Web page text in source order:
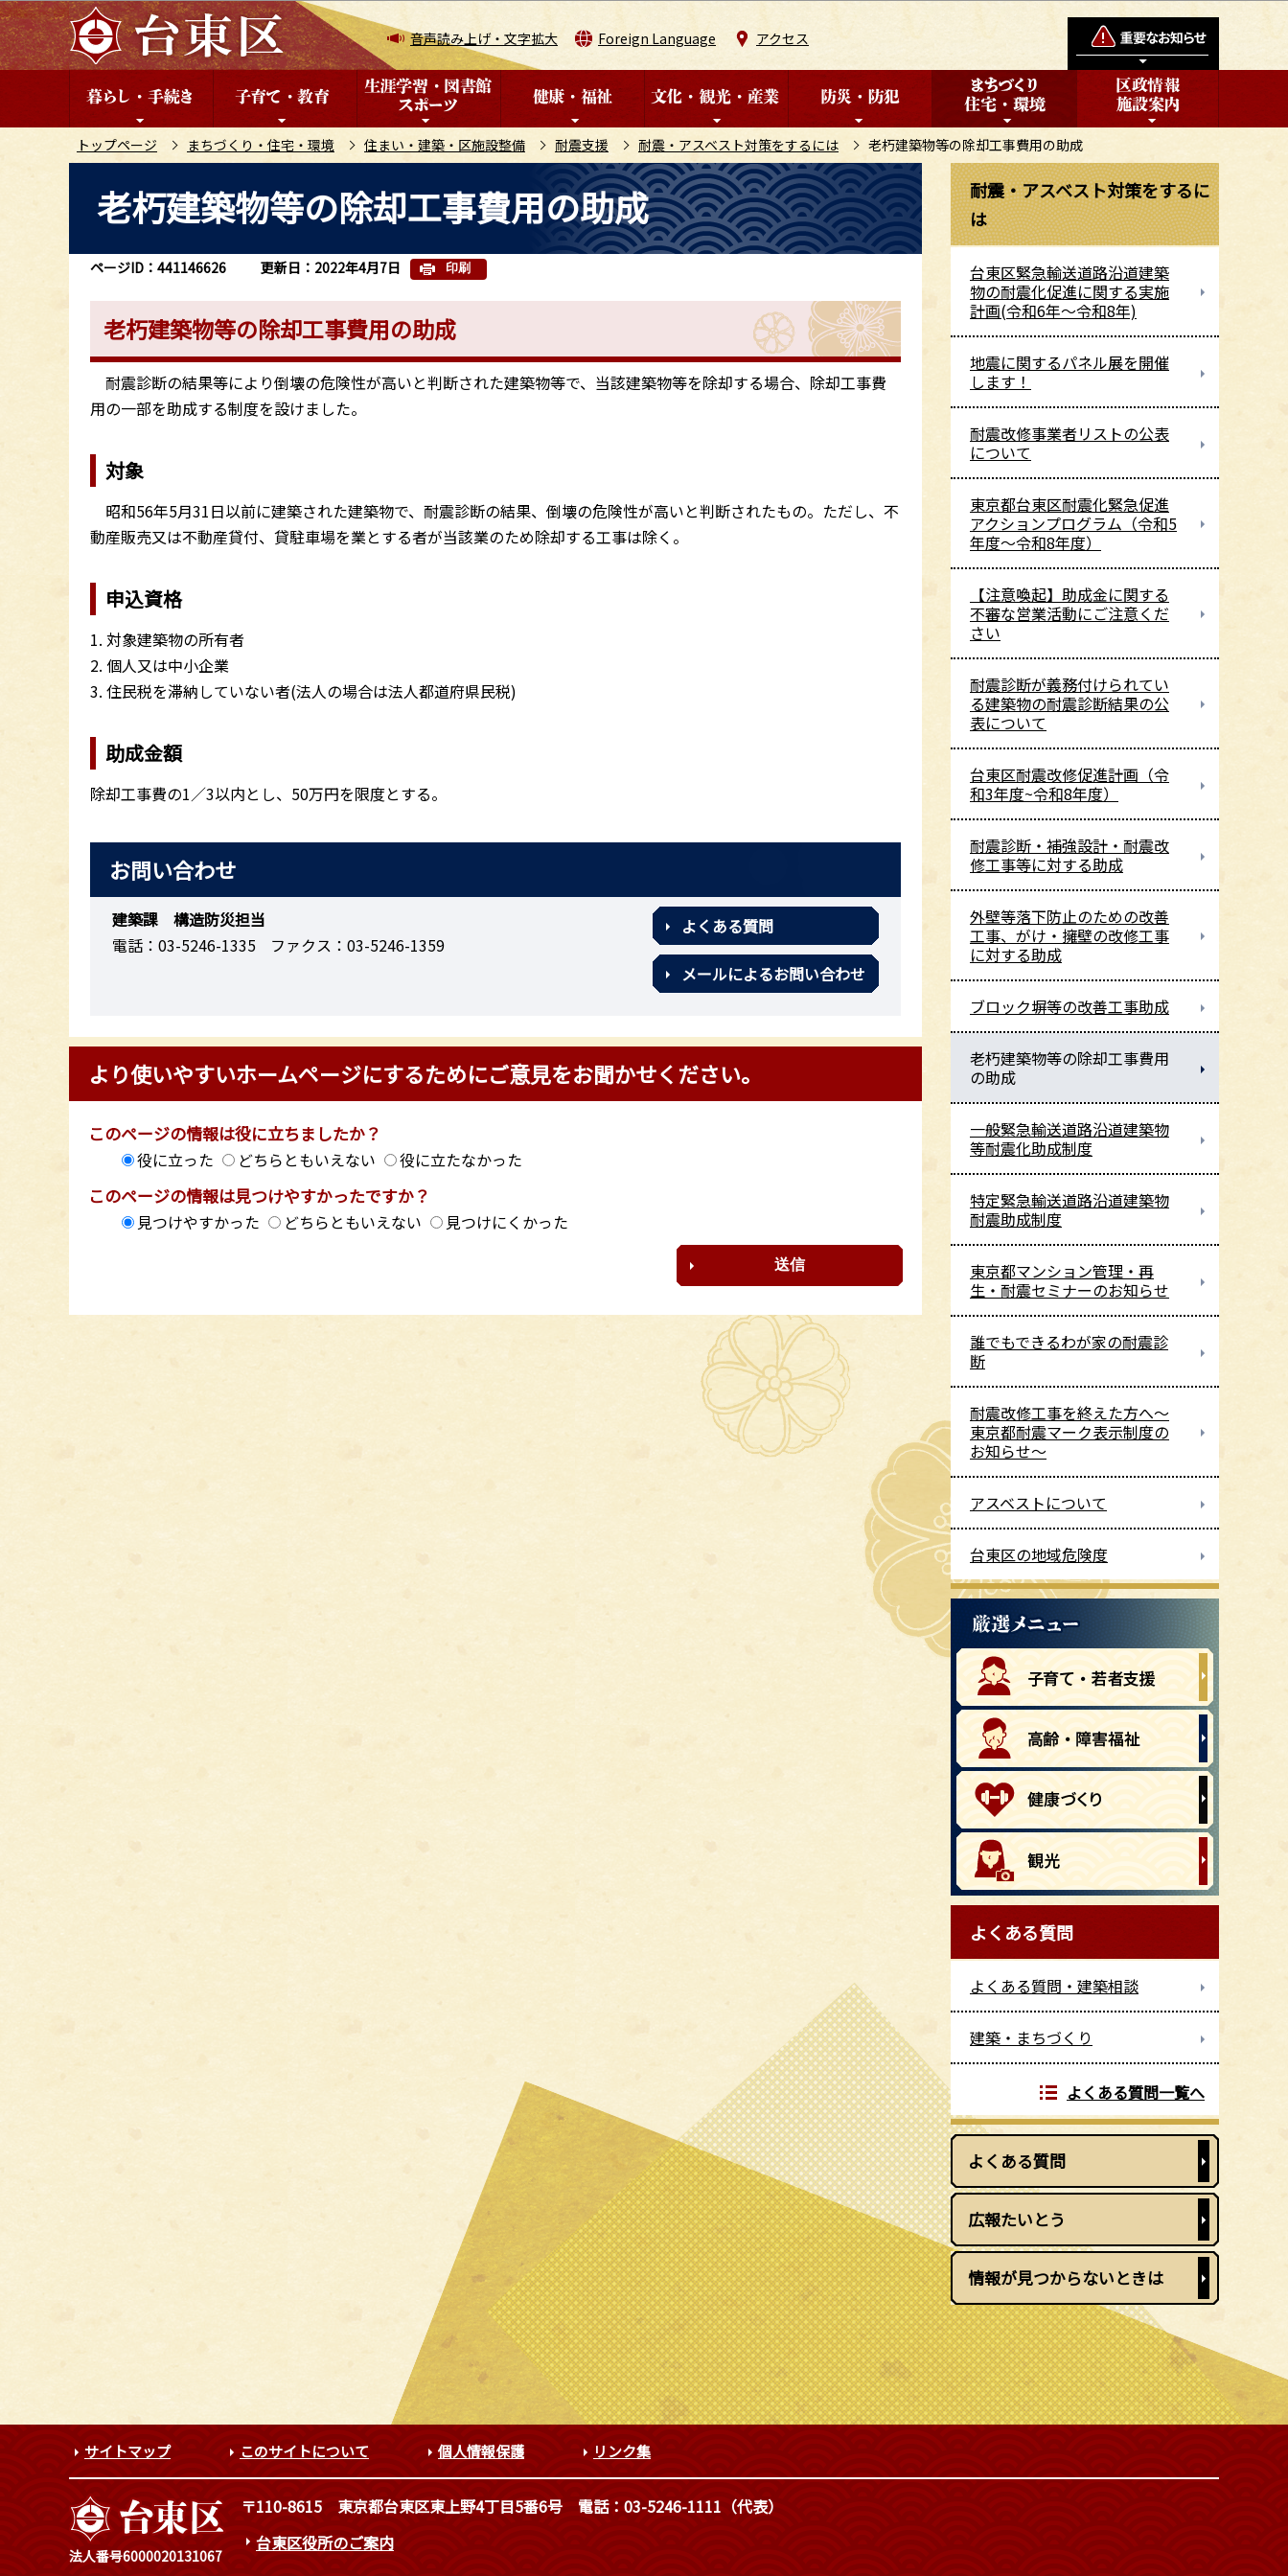
こ
の
ペ
音声読み上げ・文字拡大 Foreign Language アクセス
トップページ まちづくり・住宅・環境 住まい・建築・区施設整備 耐震支援 耐震・アスベスト対策をするには 老朽建築物等の除却工事費用の助成
こ
老朽建築物等の除却工事費用の助成
ページID：441146626 更新日：2022年4月7日 印刷
老朽建築物等の除却工事費用の助成
耐震診断の結果等により倒壊の危険性が高いと判断された建築物等で、当該建築物等を除却する場合、除却工事費
用の一部を助成する制度を設けました。
対象
昭和56年5月31日以前に建築された建築物で、耐震診断の結果、倒壊の危険性が高いと判断されたもの。ただし、不
動産販売又は不動産貸付、貸駐車場を業とする者が当該業のため除却する工事は除く。
申込資格
1. 対象建築物の所有者
2. 個人又は中小企業
3. 住民税を滞納していない者(法人の場合は法人都道府県民税)
助成金額
除却工事費の1／3以内とし、50万円を限度とする。
お問い合わせ
建築課 構造防災担当
電話：03-5246-1335
ファクス：03-5246-1359
よくある質問
メールによるお問い合わせ
より使いやすいホームページにするためにご意見をお聞かせください。
このページの情報は役に立ちましたか？
役に立った どちらともいえない 役に立たなかった
このページの情報は見つけやすかったですか？
見つけやすかった どちらともいえない 見つけにくかった
耐震・アスベスト対策をするに
は
台東区緊急輸送道路沿道建築
物の耐震化促進に関する実施
計画(令和6年～令和8年)
地震に関するパネル展を開催
します！
耐震改修事業者リストの公表
について
東京都台東区耐震化緊急促進
アクションプログラム（令和5
年度～令和8年度）
【注意喚起】助成金に関する
不審な営業活動にご注意くだ
さい
耐震診断が義務付けられてい
る建築物の耐震診断結果の公
表について
台東区耐震改修促進計画（令
和3年度~令和8年度）
耐震診断・補強設計・耐震改
修工事等に対する助成
外壁等落下防止のための改善
工事、がけ・擁壁の改修工事
に対する助成
ブロック塀等の改善工事助成
老朽建築物等の除却工事費用
の助成
一般緊急輸送道路沿道建築物
等耐震化助成制度
特定緊急輸送道路沿道建築物
耐震助成制度
東京都マンション管理・再
生・耐震セミナーのお知らせ
誰でもできるわが家の耐震診
断
耐震改修工事を終えた方へ～
東京都耐震マーク表示制度の
お知らせ～
アスベストについて
台東区の地域危険度
よくある質問
よくある質問・建築相談
建築・まちづくり
よくある質問一覧へ
よくある質問
広報たいとう
情報が見つからないときは
サイトマップ このサイトについて 個人情報保護 リンク集
法人番号6000020131067
〒110-8615 東京都台東区東上野4丁目5番6号
電話：03-5246-1111（代表）
台東区役所のご案内